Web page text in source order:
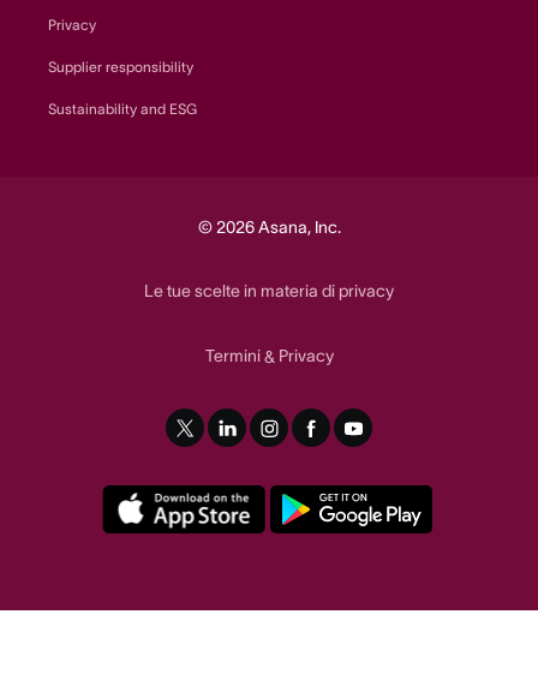
Privacy
Supplier responsibility
Sustainability and ESG
© 2026 Asana, Inc.
Le tue scelte in materia di privacy
Termini& Privacy